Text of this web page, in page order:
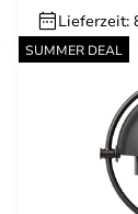
Lieferzeit:
SUMMER DEAL